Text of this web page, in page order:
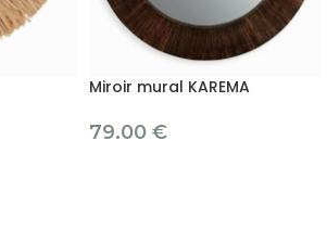
Miroir mural KAREMA
79.00 €